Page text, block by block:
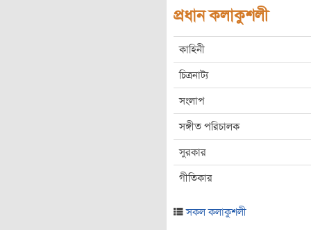
প্রধান কলাকুশলী
কাহিনী
চিত্রনাট্য
সংলাপ
সঙ্গীত পরিচালক
সুরকার
গীতিকার
সকল কলাকুশলী